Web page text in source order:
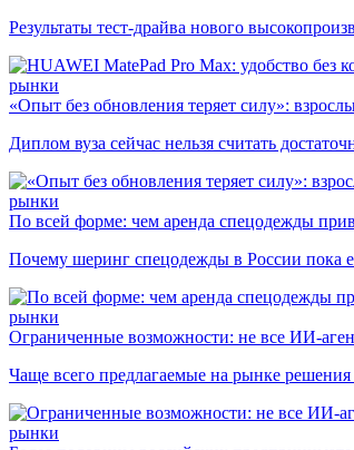
Результаты тест-драйва нового
рынки
«Опыт без обновления теряет силу»:
Диплом вуза сейчас нельзя считать
рынки
По всей форме: чем аренда спецодежды
Почему шеринг спецодежды в России пока
рынки
Ограниченные возможности: не все ИИ-
Чаще всего предлагаемые на рынке
рынки